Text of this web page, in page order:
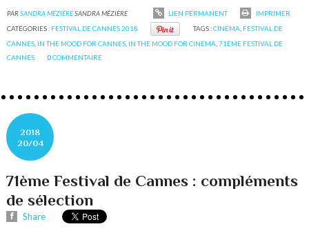
PARSANDRA MÉZIÈRESANDRA MÉZIÈRE LIEN PERMANENT
IMPRIMER
CATÉGORIES : FESTIVAL DE CANNES 2018 TAGS :CINÉMA FESTIVAL DE
CANNES IN THE MOOD FOR CANNES IN THE MOOD FOR CINÉMA ,71ÈME FESTIVAL DE
CANNES
0COMMENTAIRE
2018
20/04
71ème Festival de Cannes : compléments
de sélection
Share